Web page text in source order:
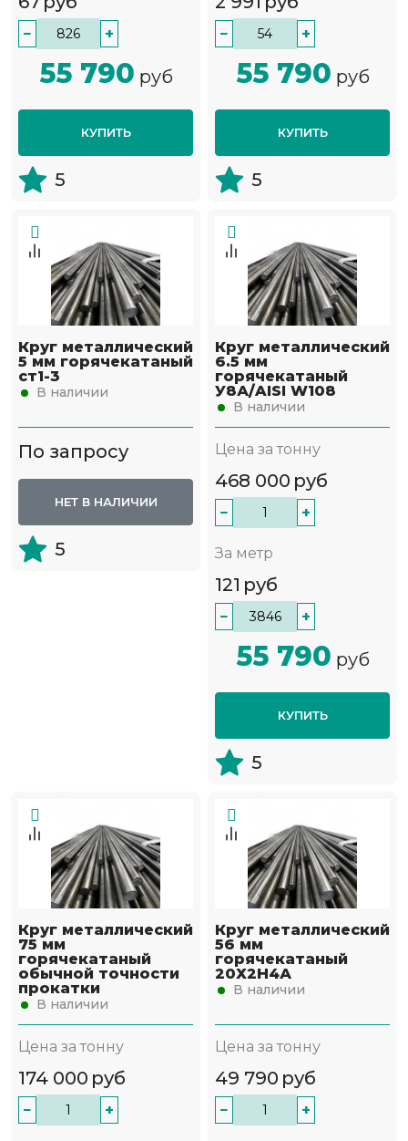
− +
55 790 руб
КУПИТЬ
5
− +
55 790 руб
КУПИТЬ
5
Круг металлический
5 мм горячекатаный
ст1-3
В наличии
По запросу
НЕТ В НАЛИЧИИ
5
Круг металлический
6.5 мм
горячекатаный
У8А/AISI W108
В наличии
Цена за тонну
468 000 руб
− +
За метр
121 руб
− +
55 790 руб
КУПИТЬ
5
Круг металлический
75 мм
горячекатаный
обычной точности
прокатки
В наличии
Цена за тонну
174 000 руб
− +
Круг металлический
56 мм
горячекатаный
20Х2Н4А
В наличии
Цена за тонну
49 790 руб
− +